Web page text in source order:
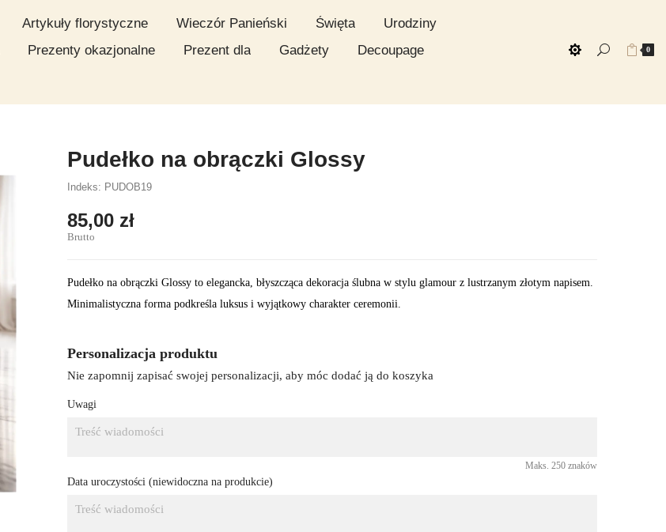
Artykuły florystyczne Wieczór Panieński Święta
Urodziny
Prezenty okazjonalne Prezent dla Gadżety
Decoupage
0
Pudełko na obrączki Glossy
Indeks: PUDOB19
85,00 zł
Brutto
Pudełko na obrączki Glossy to elegancka, błyszcząca dekoracja ślubna w stylu glamour z lustrzanym złotym napisem.
Minimalistyczna forma podkreśla luksus i wyjątkowy charakter ceremonii.
Personalizacja produktu
Nie zapomnij zapisać swojej personalizacji, aby móc dodać ją do koszyka
Uwagi
Maks. 250 znaków
Data uroczystości (niewidoczna na produkcie)